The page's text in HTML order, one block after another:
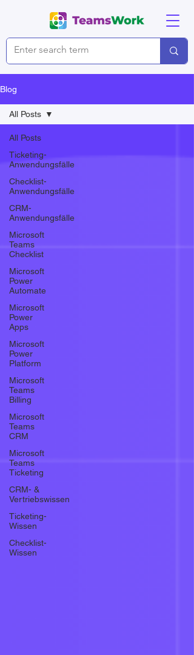
Blog
All Posts
Ticketing-
Anwendungsfälle
Checklist-
Anwendungsfälle
CRM-
Anwendungsfälle
Microsoft
Teams
Checklist
Microsoft
Power
Automate
Microsoft
Power
Apps
Microsoft
Power
Platform
Microsoft
Teams
Billing
Microsoft
Teams
CRM
Microsoft
Teams
Ticketing
CRM- &
Vertriebswissen
Ticketing-
Wissen
Checklist-
Wissen
All Posts